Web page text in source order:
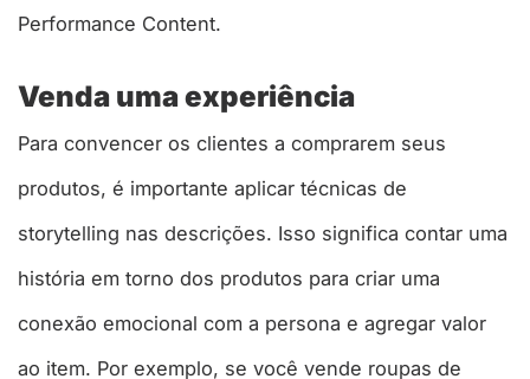
Performance Content.
Venda uma experiência
Para convencer os clientes a comprarem seus
produtos, é importante aplicar técnicas de
storytelling nas descrições. Isso significa contar uma
história em torno dos produtos para criar uma
conexão emocional com a persona e agregar valor
ao item. Por exemplo, se você vende roupas de